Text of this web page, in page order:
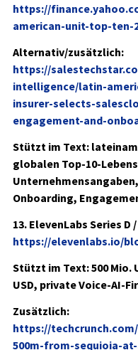
https://
american-unit-top-ten-
Alternativ/zusätzlich:
https://
intelligence/latin-
insurer-selects-
engagement-and-
Stützt im Text:
globalen Top-10-
Onboarding,
13. ElevenLabs Series D
https://elevenlabs.io/
Stützt im Text:500 Mio.
USD, private Voice-AI-
Zusätzlich:
https://
500m-from-sequioia-